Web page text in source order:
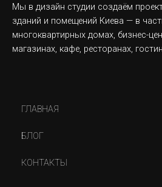
Мы в дизайн студии создаём
зданий и помещений Киева — в
многоквартирных домах, бизнес-
магазинах, кафе, ресторанах,
ГЛАВНАЯ
БЛОГ
КОНТАКТЫ